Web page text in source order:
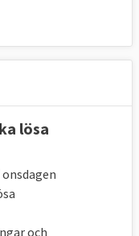
lösa
och